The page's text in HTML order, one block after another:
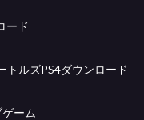
ード
トルズPS4ダウンロード
ーム